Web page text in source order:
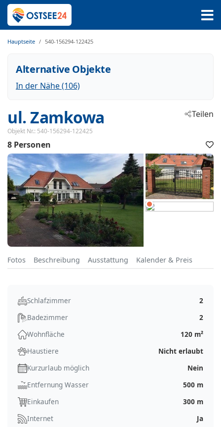
Hauptseite 540-156294-122425
Alternative Objekte
In der Nähe (106)
ul. Zamkowa
- 72-600
- Swinemünde
Objekt Nr.: 540-156294-122425
Teilen
8 Personen
Fotos Beschreibung Ausstattung Kalender & Preis
Schlafzimmer
2
Badezimmer
2
Wohnfläche
120 m²
Haustiere
Nicht erlaubt
Kurzurlaub möglich
Nein
Entfernung Wasser
500 m
Einkaufen
300 m
Internet
Ja